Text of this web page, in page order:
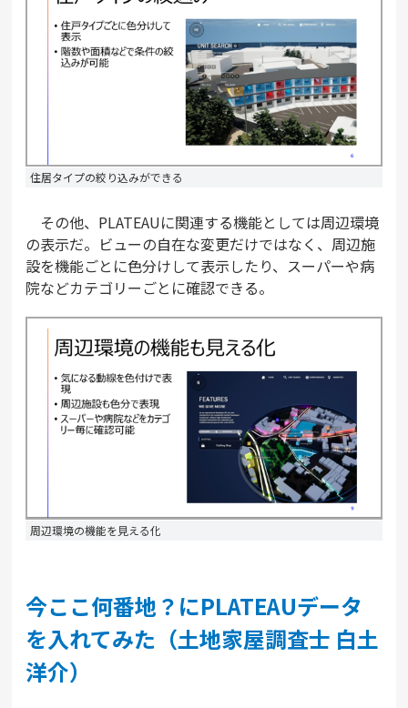
住居タイプの絞り込みができる
その他、PLATEAUに関連する機能としては周辺環境
の表示だ。ビューの自在な変更だけではなく、周辺施
設を機能ごとに色分けして表示したり、スーパーや病
院などカテゴリーごとに確認できる。
周辺環境の機能を見える化
今ここ何番地？にPLATEAUデータ
を入れてみた（土地家屋調査士 白土
洋介）